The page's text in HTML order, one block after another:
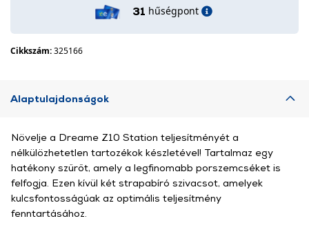
31 hűségpont
Cikkszám:325166
Alaptulajdonságok
Növelje a Dreame Z10 Station teljesítményét a
nélkülözhetetlen tartozékok készletével! Tartalmaz egy
hatékony szűrőt, amely a legfinomabb porszemcséket is
felfogja. Ezen kívül két strapabíró szivacsot, amelyek
kulcsfontosságúak az optimális teljesítmény
fenntartásához.